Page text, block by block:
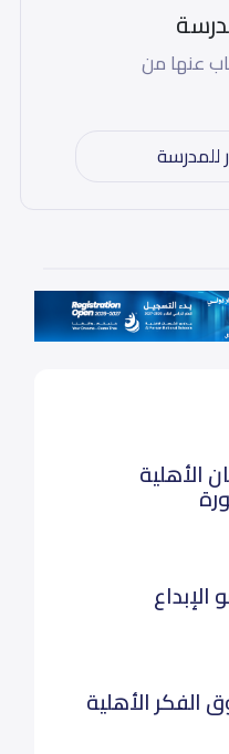
عنها من
للمدرسة
الأهلية
الأهلية